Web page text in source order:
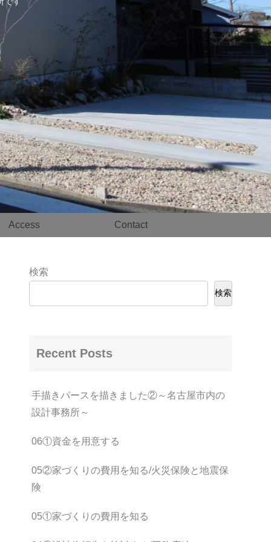
Access Contact
検索
検索
Recent Posts
手描きパースを描きました②～名古屋市内の
設計事務所～
06①資金を用意する
05②家づくりの費用を知る/火災保険と地震保
険
05①家づくりの費用を知る